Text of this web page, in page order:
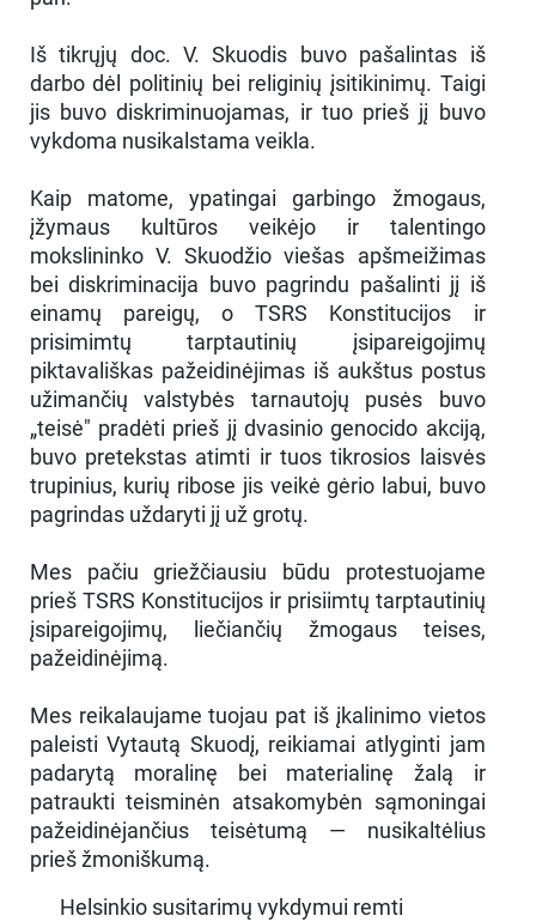
Iš tikrųjų doc. V. Skuodis buvo pašalintas iš
darbo dėl politinių bei religinių įsitikinimų. Taigi
jis buvo diskriminuojamas, ir tuo prieš jį buvo
vykdoma nusikalstama veikla.
Kaip matome, ypatingai garbingo žmogaus,
įžymaus kultūros veikėjo ir talentingo
mokslininko V. Skuodžio viešas apšmeižimas
bei diskriminacija buvo pagrindu pašalinti jį iš
einamų pareigų, o TSRS Konstitucijos ir
prisimimtų tarptautinių įsipareigojimų
piktavališkas pažeidinėjimas iš aukštus postus
užimančių valstybės tarnautojų pusės buvo
„teisė" pradėti prieš jį dvasinio genocido akciją,
buvo pretekstas atimti ir tuos tikrosios laisvės
trupinius, kurių ribose jis veikė gėrio labui, buvo
pagrindas uždaryti jį už grotų.
Mes pačiu griežčiausiu būdu protestuojame
prieš TSRS Konstitucijos ir prisiimtų tarptautinių
įsipareigojimų, liečiančių žmogaus teises,
pažeidinėjimą.
Mes reikalaujame tuojau pat iš įkalinimo vietos
paleisti Vytautą Skuodį, reikiamai atlyginti jam
padarytą moralinę bei materialinę žalą ir
patraukti teisminėn atsakomybėn sąmoningai
pažeidinėjančius teisėtumą — nusikaltėlius
prieš žmoniškumą.
Helsinkio susitarimų vykdymui remti